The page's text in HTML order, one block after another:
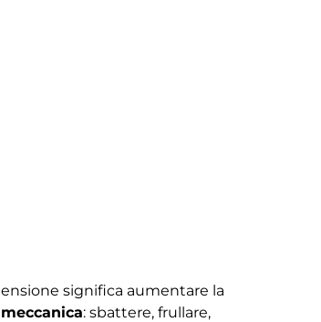
significa aumentare la
: sbattere, frullare,